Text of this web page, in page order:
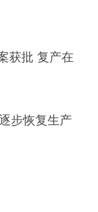
获批 复产在
步恢复生产